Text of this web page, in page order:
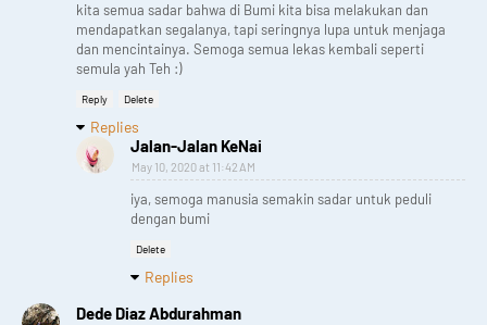
kita semua sadar bahwa di Bumi kita bisa melakukan dan
mendapatkan segalanya, tapi seringnya lupa untuk menjaga
dan mencintainya. Semoga semua lekas kembali seperti
semula yah Teh :)
Reply Delete
Replies
Jalan-Jalan KeNai
May 10, 2020 at 11:42 AM
iya, semoga manusia semakin sadar untuk peduli
dengan bumi
Delete
Replies
Dede Diaz Abdurahman